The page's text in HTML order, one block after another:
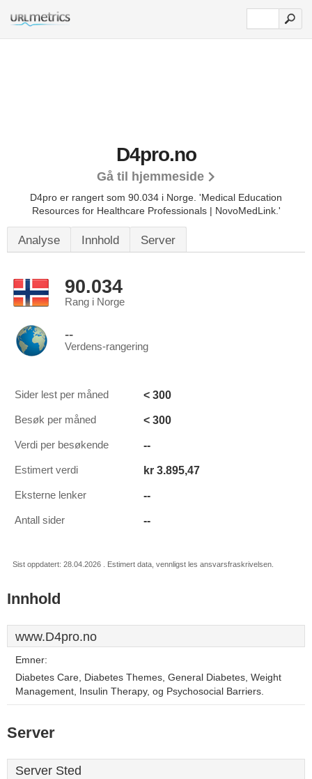
D4pro.no
Gå til hjemmeside
D4pro er rangert som 90.034 i Norge. 'Medical Education
Resources for Healthcare Professionals | NovoMedLink.'
Analyse Innhold Server
90.034
Rang i Norge
--
Verdens-rangering
Sider lest per måned < 300
Besøk per måned < 300
Verdi per besøkende --
Estimert verdi kr 3.895,47
Eksterne lenker --
Antall sider --
Sist oppdatert: 28.04.2026 . Estimert data, vennligst les ansvarsfraskrivelsen.
Innhold
www.D4pro.no
Emner:
Diabetes Care, Diabetes Themes, General Diabetes, Weight
Management, Insulin Therapy, og Psychosocial Barriers.
Server
Server Sted